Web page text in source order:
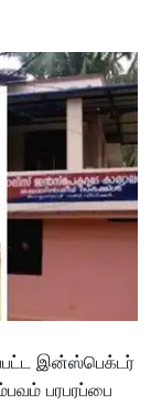
இன்ஸ்பெக்டர்
பரபரப்பை